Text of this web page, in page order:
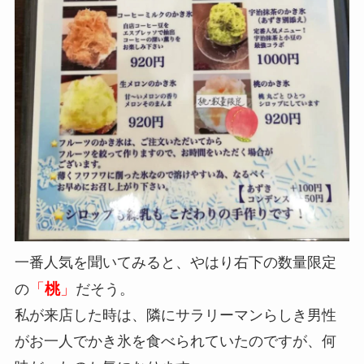
一番人気を聞いてみると、やはり右下の数量限定
の「桃」 だそう。
私が来店した時は、隣にサラリーマンらしき男性
がお一人でかき氷を食べられていたのですが、何